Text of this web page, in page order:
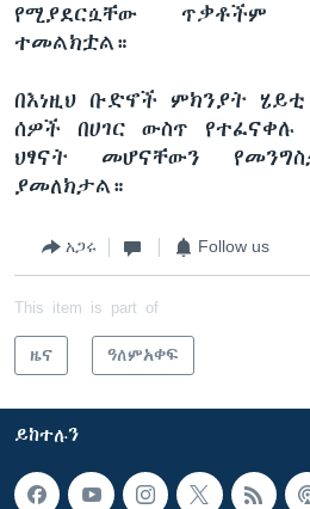
የሚያደርሷቸው ጥቃቶችም
ተመልክቷል።
በእነዚህ ቡድኖች ምክንያት
ሰዎች በሀገር ውስጥ የተፈናቀሉ
ህፃናት መሆናቸውን
ያመለክታል።
አጋሩ Follow us
This item is part of
ዜና ዓለምአቀፍ
ይከተሉን